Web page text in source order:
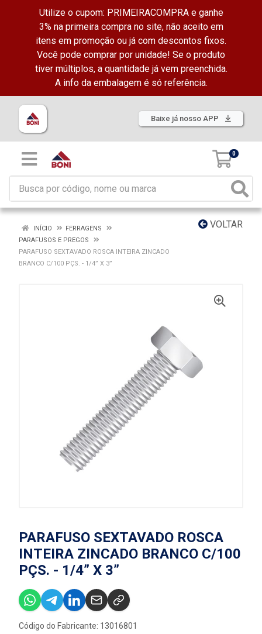
Utilize o cupom: PRIMEIRACOMPRA e ganhe
3% na primeira compra no site, não aceito em
itens em promoção ou já com descontos fixos.
Você pode comprar por unidade! Se o produto
tiver múltiplos, a quantidade já vem preenchida.
A info da embalagem é só referência.
Baixe já nosso APP
0
VOLTAR
INÍCIO
FERRAGENS
PARAFUSOS E PREGOS
PARAFUSO SEXTAVADO ROSCA INTEIRA ZINCADO
BRANCO C/100 PÇS. - 1/4” X 3”
PARAFUSO SEXTAVADO ROSCA
INTEIRA ZINCADO BRANCO C/100
PÇS. - 1/4” X 3”
Código do Fabricante: 13016801